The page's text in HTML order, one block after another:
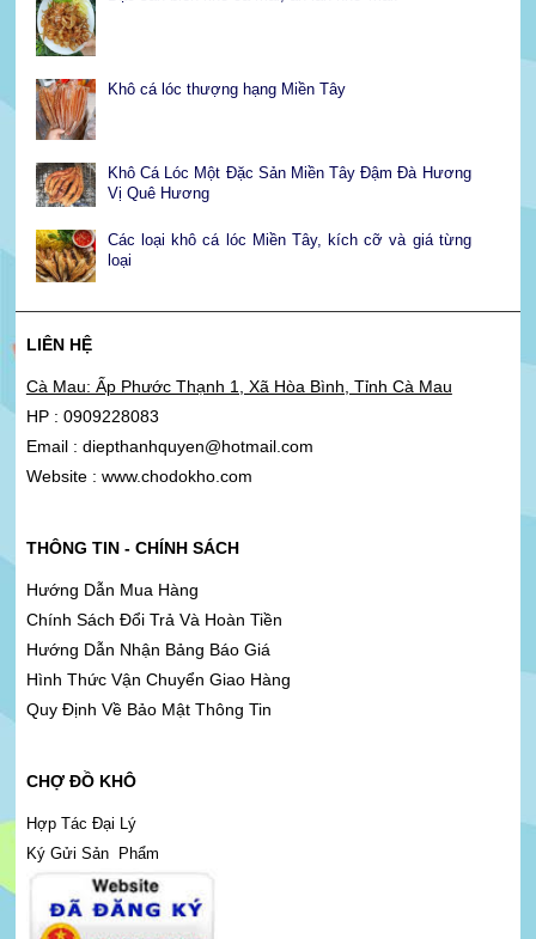
Khô cá lóc thượng hạng Miền Tây
Khô Cá Lóc Một Đặc Sản Miền Tây Đậm Đà Hương
Vị Quê Hương
Các loại khô cá lóc Miền Tây, kích cỡ và giá từng
loại
LIÊN HỆ
Cà Mau: Ấp Phước Thạnh 1, Xã Hòa Bình, Tỉnh Cà Mau
HP : 0909228083
Email : diepthanhquyen@hotmail.com
Website : www.chodokho.com
THÔNG TIN - CHÍNH SÁCH
Hướng Dẫn Mua Hàng
Chính Sách Đổi Trả Và Hoàn Tiền
Hướng Dẫn Nhận Bảng Báo Giá
Hình Thức Vận Chuyển Giao Hàng
Quy Định Về Bảo Mật Thông Tin
CHỢ ĐỒ KHÔ
Hợp Tác Đại Lý
Ký Gửi Sản Phẩm